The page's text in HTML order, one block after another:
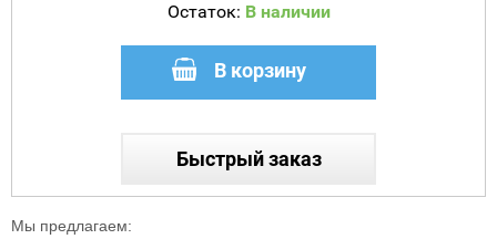
Остаток: В наличии
В корзину
Быстрый заказ
Мы предлагаем: